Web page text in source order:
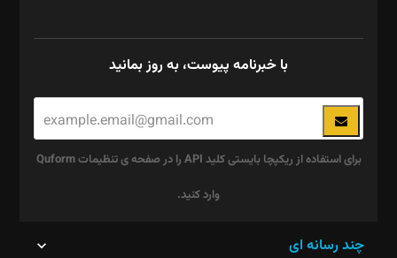
با خبرنامه پیوست، به روز بمانید
برای استفاده از ریکپچا بایستی کلید API را در صفحه ی تنظیمات Quform
وارد کنید.
چند رسانه ای